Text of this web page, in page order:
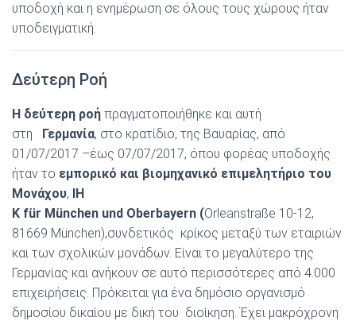
υποδοχή και η ενημέρωση σε όλους τους χώρους ήταν
υποδειγματική.
Δεύτερη Ροή
Η δεύτερη ροή πραγματοποιήθηκε και αυτή
στη Γερμανία, στο κρατίδιο, της Βαυαρίας, από
01/07/2017 –έως 07/07/2017, όπου φορέας υποδοχής
ήταν το εμπορικό και βιομηχανικό επιμελητήριο του
Μονάχου, IH
K für München und Oberbayern (Orleanstraße 10-12,
81669 München),συνδετικός κρίκος μεταξύ των εταιριών
και των σχολικών μονάδων. Είναι το μεγαλύτερο της
Γερμανίας και ανήκουν σε αυτό περισσότερες από 4.000
επιχειρήσεις. Πρόκειται για ένα δημόσιο οργανισμό
δημοσίου δικαίου με δική του διοίκηση. Έχει μακρόχρονη